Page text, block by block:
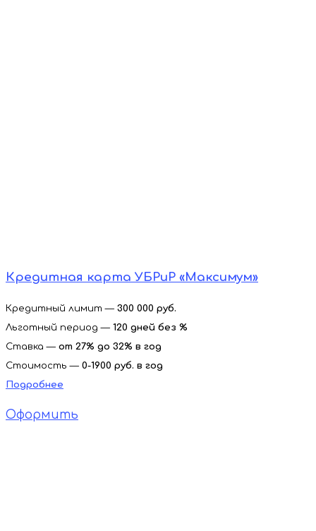
Кредитная карта УБРиР «Максимум»
Кредитный лимит — 300 000 руб.
Льготный период — 120 дней без %
Ставка — от 27% до 32% в год
Стоимость — 0-1900 руб. в год
Подробнее
Оформить